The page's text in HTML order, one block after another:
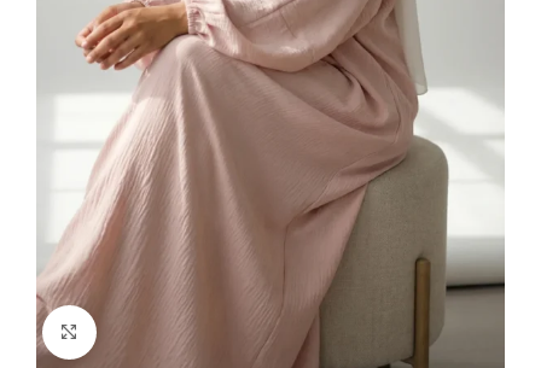
Click to enlarge